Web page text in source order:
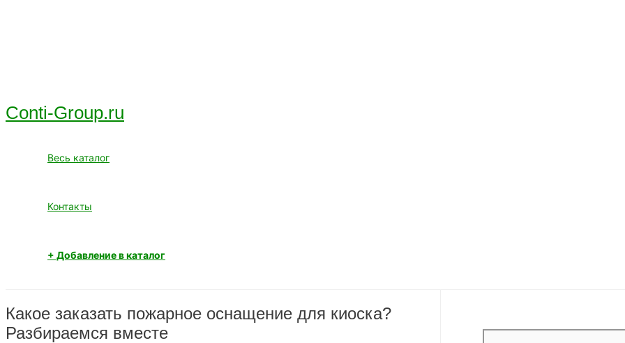
Conti-Group.ru
Весь каталог
Контакты
+ Добавление в каталог
Какое заказать пожарное оснащение для киоска?
Разбираемся вместе